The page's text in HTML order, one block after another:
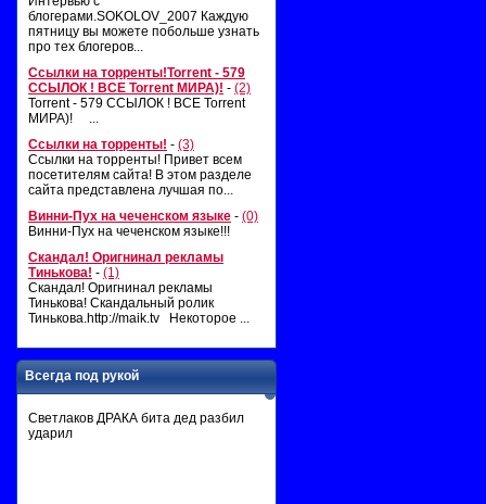
блогерами.SOKOLOV_2007 Каждую
пятницу вы можете побольше узнать
про тех блогеров...
Ссылки на торренты!Torrent - 579
ССЫЛОК ! ВСЕ Torrent МИРА)! - (2)
Torrent - 579 ССЫЛОК ! ВСЕ Torrent
МИРА)! ...
Ссылки на торренты! - (3)
Ссылки на торренты! Привет всем
посетителям сайта! В этом разделе
сайта представлена лучшая по...
Винни-Пух на чеченском языке - (0)
Винни-Пух на чеченском языке!!!
Скандал! Оригнинал рекламы
Тинькова! - (1)
Скандал! Оригнинал рекламы
Тинькова! Скандальный ролик
Тинькова.http://maik.tv Некоторое ...
Всегда под рукой
Светлаков ДРАКА бита дед разбил
ударил